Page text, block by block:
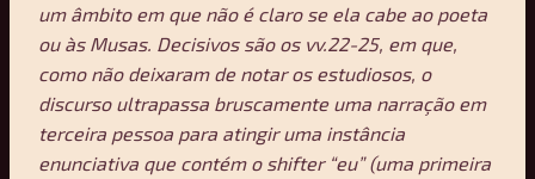
um âmbito em que não é claro se ela cabe ao poeta
ou às Musas. Decisivos são os vv.22-25, em que,
como não deixaram de notar os estudiosos, o
discurso ultrapassa bruscamente uma narração em
terceira pessoa para atingir uma instância
enunciativa que contém o shifter “eu” (uma primeira